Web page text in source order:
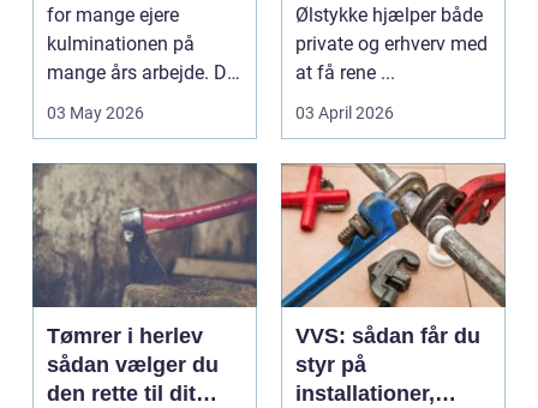
for mange ejere
kulminationen på
mange års arbejde. Det
kan være en planlagt
03 May 2026
Ølstykke hjælper både
private og erhverv med
at få rene ...
03 April 2026
Tømrer i herlev
sådan vælger du
den rette til dit
VVS: sådan får du
styr på
installationer,